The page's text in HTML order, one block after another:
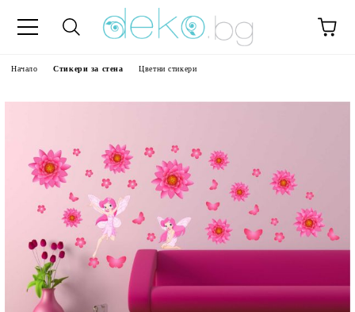
Начало Стикери за стена Цветни стикери